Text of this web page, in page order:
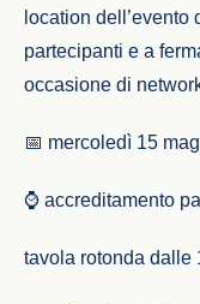
location dell’evento
partecipanti e a
occasione di
📅 mercoledì 15
⌚ accreditamento
tavola rotonda dalle